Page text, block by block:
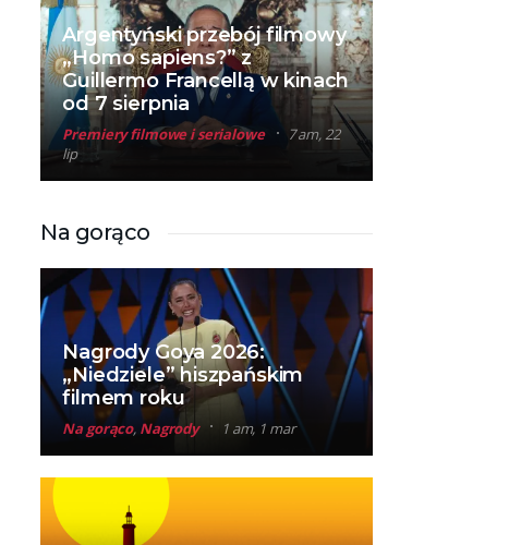
Argentyński przebój filmowy
„Homo sapiens?” z
Guillermo Francellą w kinach
od 7 sierpnia
Premiery filmowe i serialowe
7 am, 22
lip
Na gorąco
Nagrody Goya 2026:
„Niedziele” hiszpańskim
filmem roku
Na gorąco, Nagrody 1 am, 1 mar